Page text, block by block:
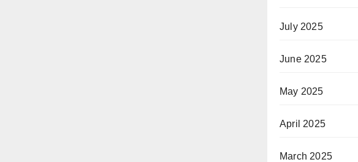
July 2025
June 2025
May 2025
April 2025
March 2025